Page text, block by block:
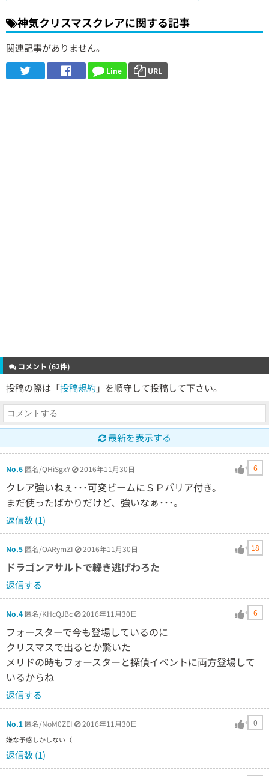
神気クリスマスクレアに関する記事
関連記事がありません。
Line URL
コメント (62件)
投稿の際は「投稿規約 」を順守して投稿して下さい。
最新を表示する
No.6 匿名/QHiSgxY 2016年11月30日 6
クレア強いねぇ･･･可変ビームにＳＰバリア付き。
まだ使ったばかりだけど、強いなぁ･･･。
返信数 (1)
No.5 匿名/OARymZI 2016年11月30日 18
ドラゴンアサルトで轢き逃げわろた
返信する
No.4 匿名/KHcQJBc 2016年11月30日 6
フォースターで今も登場しているのに
クリスマスで出るとか驚いた
メリドの時もフォースターと探偵イベントに両方登場して
いるからね
返信する
No.1 匿名/NoM0ZEI 2016年11月30日 0
嫌な予感しかしない（
返信数 (1)